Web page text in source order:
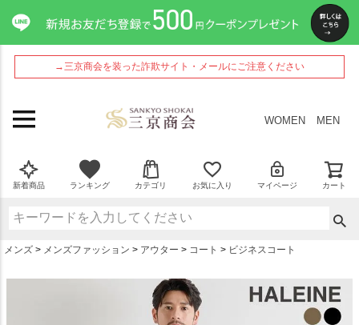
→三京商会を装った詐欺サイト・メールにご注意ください
WOMEN MEN
新着商品 ランキング カテゴリ お気に入り マイページ カート
メンズ メンズファッション アウター コート ビジネスコート
ペー
ジト
ップ
へ